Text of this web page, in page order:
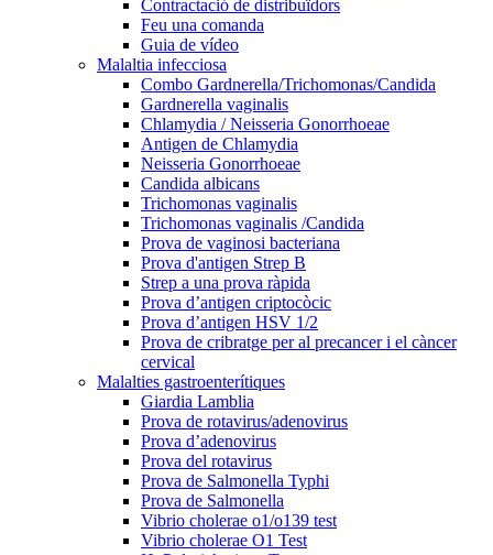
Contractació de distribuïdors
Feu una comanda
Guia de vídeo
Malaltia infecciosa
Combo Gardnerella/Trichomonas/Candida
Gardnerella vaginalis
Chlamydia / Neisseria Gonorrhoeae
Antigen de Chlamydia
Neisseria Gonorrhoeae
Candida albicans
Trichomonas vaginalis
Trichomonas vaginalis /Candida
Prova de vaginosi bacteriana
Prova d'antigen Strep B
Strep a una prova ràpida
Prova d’antigen criptocòcic
Prova d’antigen HSV 1/2
Prova de cribratge per al precancer i el càncer
cervical
Malalties gastroenterítiques
Giardia Lamblia
Prova de rotavirus/adenovirus
Prova d’adenovirus
Prova del rotavirus
Prova de Salmonella Typhi
Prova de Salmonella
Vibrio cholerae o1/o139 test
Vibrio cholerae O1 Test